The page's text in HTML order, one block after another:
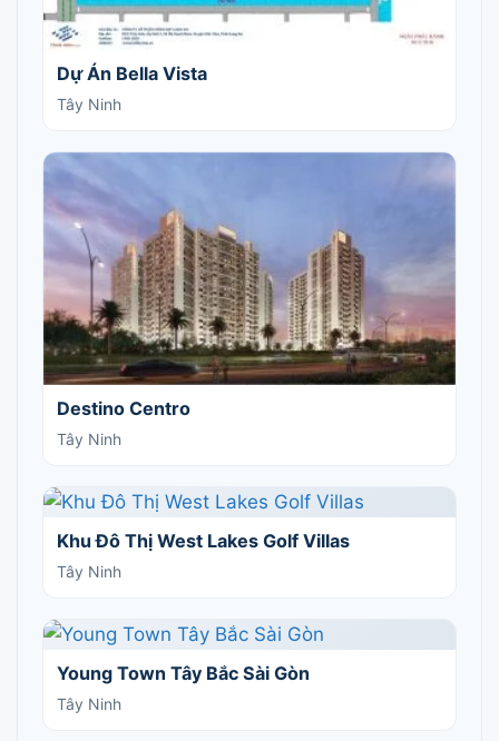
Dự Án Bella Vista
Tây Ninh
Destino Centro
Tây Ninh
Khu Đô Thị West Lakes Golf Villas
Tây Ninh
Young Town Tây Bắc Sài Gòn
Tây Ninh